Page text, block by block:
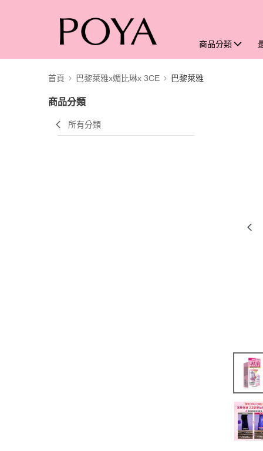
商品分類
首頁 巴黎萊雅x媚比琳x 3CE 巴黎萊雅
商品分類
所有分類